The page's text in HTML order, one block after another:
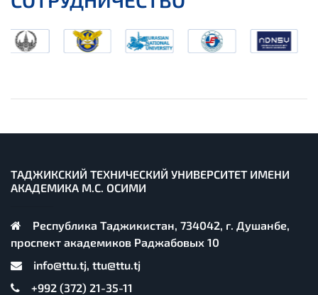
ТАДЖИКСКИЙ ТЕХНИЧЕСКИЙ УНИВЕРСИТЕТ ИМЕНИ
АКАДЕМИКА М.С. ОСИМИ
Республика Таджикистан, 734042, г. Душанбе,
проспект академиков Раджабовых 10
info@ttu.tj, ttu@ttu.tj
+992 (372) 21-35-11